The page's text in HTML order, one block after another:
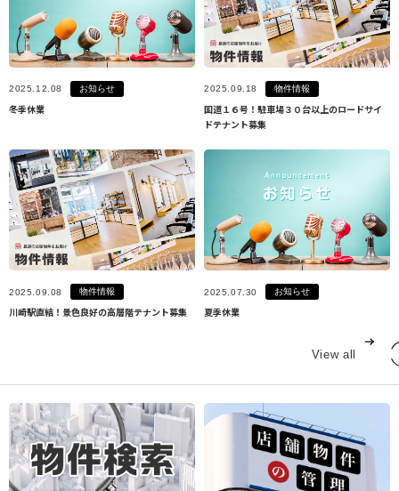
2025.12.08 お知らせ
冬季休業
2025.09.18 物件情報
国道１６号！駐車場３０台以上のロードサイ
ドテナント募集
2025.09.08 物件情報
川崎駅直結！景色良好の高層階テナント募集
2025.07.30 お知らせ
夏季休業
View all